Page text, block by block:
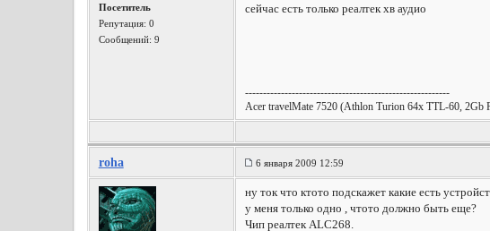
Посетитель
Репутация: 0
Сообщений: 9
сейчас есть только реалтек хв аудио
---------------------------------------------------------
Acer travelMate 7520 (Athlon Turion 64x TTL-60,
roha 6 января 2009 12:59
ну ток что ктото подскажет какие есть
у меня только одно , чтото должно быть еще?
Чип реалтек ALC268.